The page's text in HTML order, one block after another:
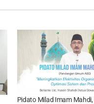
Pidato Milad Imam Mahdi,